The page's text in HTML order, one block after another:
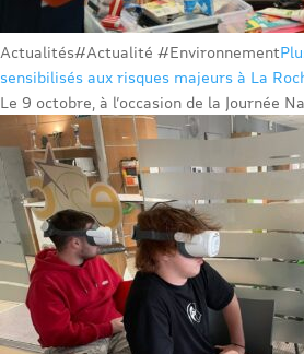
Actualités#Actualité #Environnement
sensibilisés aux risques majeurs à La
Le 9 octobre, à l’occasion de la Journée